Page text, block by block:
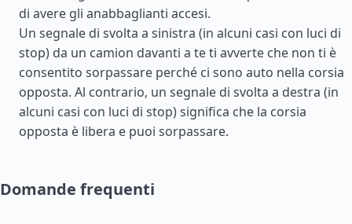
di avere gli anabbaglianti accesi.
Un segnale di svolta a sinistra (in alcuni casi con luci di
stop) da un camion davanti a te ti avverte che non ti è
consentito sorpassare perché ci sono auto nella corsia
opposta. Al contrario, un segnale di svolta a destra (in
alcuni casi con luci di stop) significa che la corsia
opposta è libera e puoi sorpassare.
Domande frequenti